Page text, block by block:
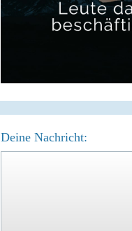
Deine Nachricht: